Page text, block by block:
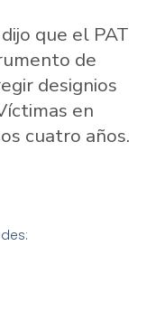
que el PAT
de
designios
en
cuatro años.